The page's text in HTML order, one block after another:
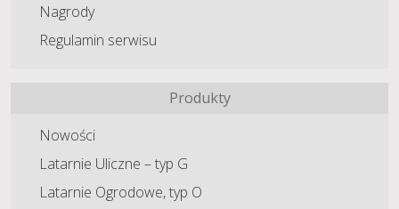
Nagrody
Regulamin serwisu
Produkty
Nowości
Latarnie Uliczne – typ G
Latarnie Ogrodowe, typ O